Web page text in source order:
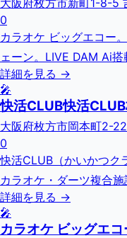
大阪府枚方市新町1-8-5
0
カラオケ ビッグエコー
ェーン。LIVE DAM Ai搭
詳細を見る →
🎤
快活CLUB快活
大阪府枚方市岡本町2-
0
快活CLUB（かいかつク
カラオケ・ダーツ複合
詳細を見る →
🎤
カラオケ ビッグエ